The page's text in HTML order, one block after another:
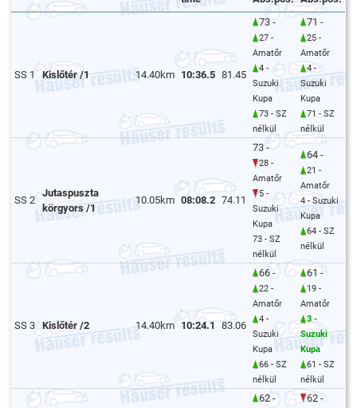
SS 1 Kislőtér /1 14.40km 10:36.5 81.45
73 -
27 -
Amatőr
4 -
Suzuki
Kupa
73 - SZ
nélkül
71 -
25 -
Amatőr
4 -
Suzuki
Kupa
71 - SZ
nélkül
SS 2
Jutaspuszta
körgyors /1
10.05km 08:08.2 74.11
73 -
28 -
Amatőr
5 -
Suzuki
Kupa
73 - SZ
nélkül
64 -
21 -
Amatőr
4 - Suzuki
Kupa
64 - SZ
nélkül
SS 3 Kislőtér /2 14.40km 10:24.1 83.06
66 -
22 -
Amatőr
4 -
Suzuki
Kupa
66 - SZ
nélkül
61 -
19 -
Amatőr
3 -
Suzuki
Kupa
61 - SZ
nélkül
62 - 62 -